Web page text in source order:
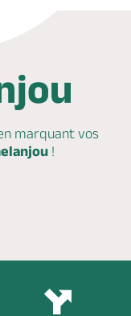
marquantvos
!